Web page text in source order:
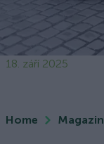
18. září 2025
Home Magazin